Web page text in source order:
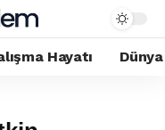
Hayatı Dünya